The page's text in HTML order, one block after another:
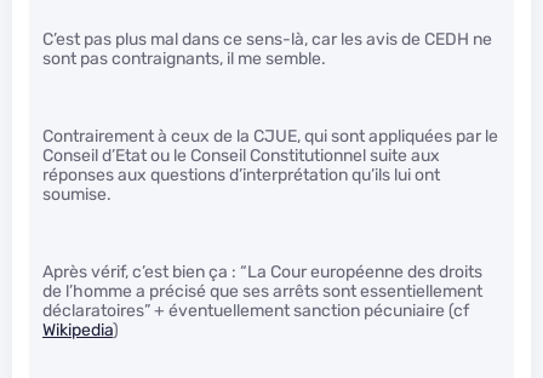
C’est pas plus mal dans ce sens-là, car les avis de CEDH ne
sont pas contraignants, il me semble.
Contrairement à ceux de la CJUE, qui sont appliquées par le
Conseil d’Etat ou le Conseil Constitutionnel suite aux
réponses aux questions d’interprétation qu’ils lui ont
soumise.
Après vérif, c’est bien ça : “La Cour européenne des droits
de l’homme a précisé que ses arrêts sont essentiellement
déclaratoires” + éventuellement sanction pécuniaire (cf
Wikipedia)